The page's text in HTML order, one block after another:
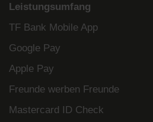
Leistungsumfang
TF Bank Mobile App
Google Pay
Apple Pay
Freunde werben Freunde
Mastercard ID Check